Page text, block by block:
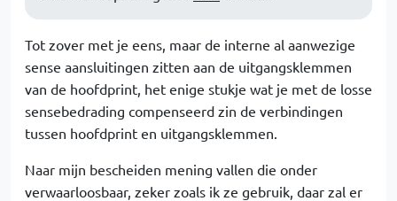
Tot zover met je eens, maar de interne al aanwezige
sense aansluitingen zitten aan de uitgangsklemmen
van de hoofdprint, het enige stukje wat je met de losse
sensebedrading compenseerd zin de verbindingen
tussen hoofdprint en uitgangsklemmen.
Naar mijn bescheiden mening vallen die onder
verwaarloosbaar, zeker zoals ik ze gebruik, daar zal er